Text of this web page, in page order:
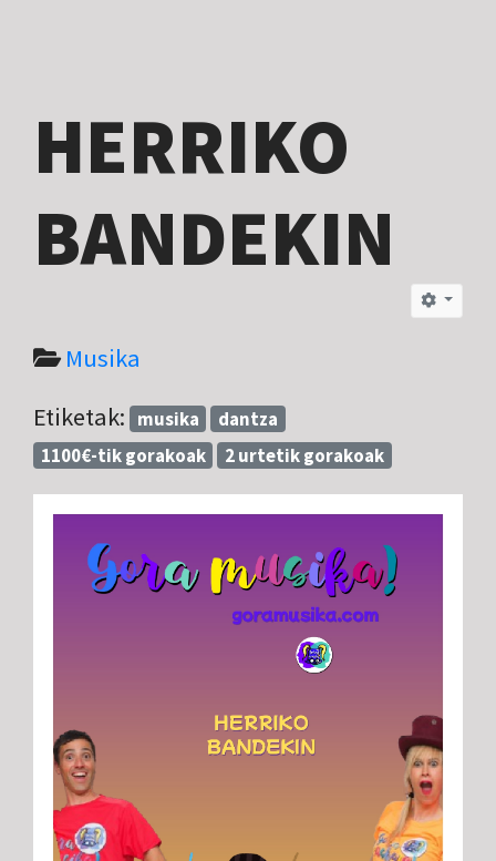
HERRIKO
BANDEKIN
Musika
Etiketak: musika
dantza
1100€-tik gorakoak
2 urtetik gorakoak